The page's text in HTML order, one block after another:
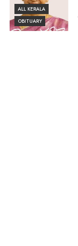
ALL KERALA
OBITUARY